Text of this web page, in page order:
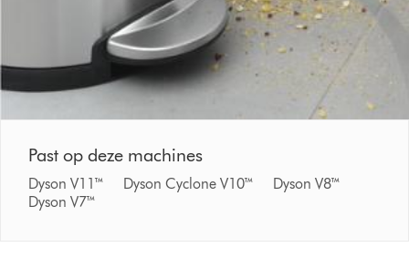
Past op deze machines
Dyson V11™ Dyson Cyclone V10™ Dyson V8™
Dyson V7™